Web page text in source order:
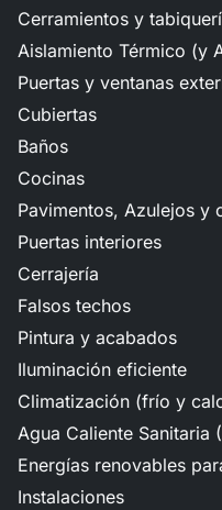
Cerramientos y
Aislamiento Térmico (y
Puertas y ventanas
Cubiertas
Baños
Cocinas
Pavimentos, Azulejos y
Puertas interiores
Cerrajería
Falsos techos
Pintura y acabados
Iluminación eficiente
Climatización (frío y
Agua Caliente Sanitaria
Energías renovables
Instalaciones